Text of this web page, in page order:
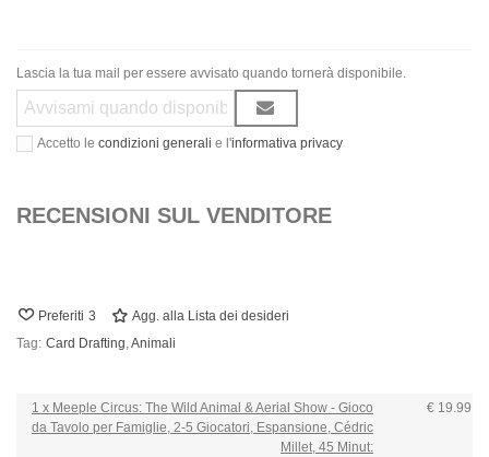
Lascia la tua mail per essere avvisato quando tornerà disponibile.
Accetto le condizioni generali e l'informativa privacy
RECENSIONI SUL VENDITORE
Preferiti 3
Agg. alla Lista dei desideri
Tag: Card Drafting,Animali
1 x Meeple Circus: The Wild Animal & Aerial Show - Gioco
da Tavolo per Famiglie, 2-5 Giocatori, Espansione, Cédric
Millet, 45 Minut:
€ 19.99